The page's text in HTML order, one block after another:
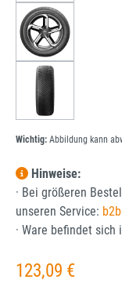
Wichtig: Abbildung kann
Hinweise:
· Bei größeren
unseren Service:
· Ware befindet
Regulärer Preis:
123,09 €